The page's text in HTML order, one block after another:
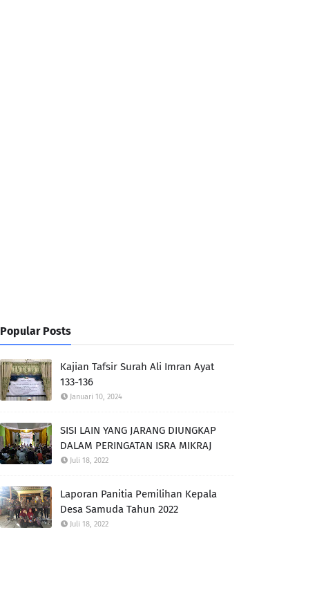
Popular Posts
Kajian Tafsir Surah Ali Imran Ayat
133-136
Januari 10, 2024
SISI LAIN YANG JARANG DIUNGKAP
DALAM PERINGATAN ISRA MIKRAJ
Juli 18, 2022
Laporan Panitia Pemilihan Kepala
Desa Samuda Tahun 2022
Juli 18, 2022